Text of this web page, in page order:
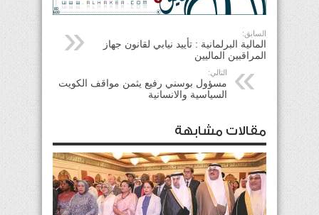
السابق:
المالية البرلمانية : تأييد نيابي لقانون جهاز
المراقبين الماليين
التالي:
مسؤول بوسني رفيع يثمن مواقف الكويت
السياسية والانسانية
مقالات مشابهة